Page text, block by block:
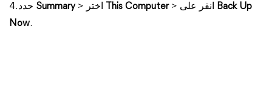
Summary This Computer
Back Up
Now.